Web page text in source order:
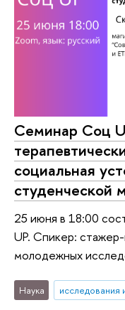
Семинар Cоц
социальная
студенческой
25 июня в 18:00
UP. Спикер:
молодежных
Наука исследования